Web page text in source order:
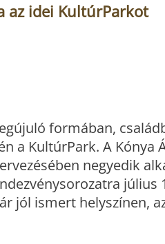
az idei KultúrParkot
formában,
a KultúrPark. A Kónya
negyedik
július
jól ismert helyszínen,